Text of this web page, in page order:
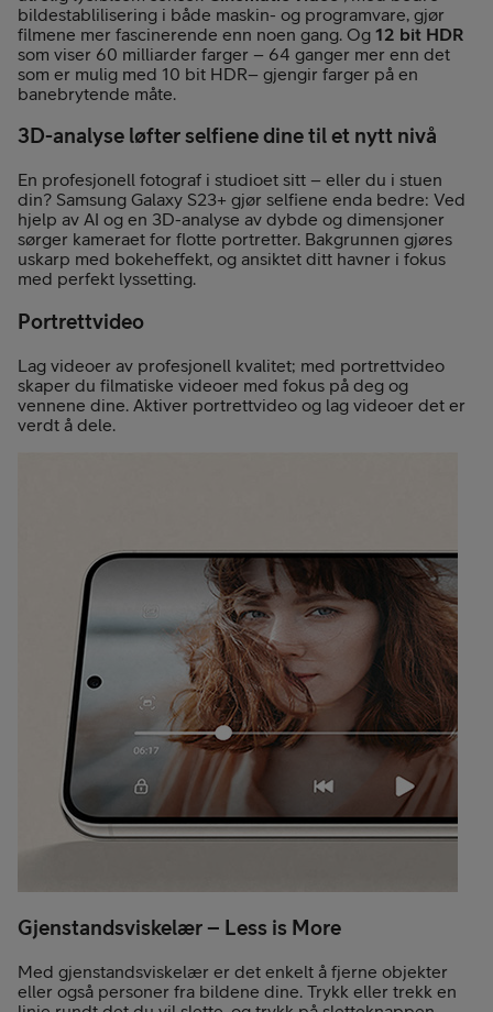
bildestablilisering i både maskin- og programvare, gjør
filmene mer fascinerende enn noen gang. Og 12 bit HDR
som viser 60 milliarder farger – 64 ganger mer enn det
som er mulig med 10 bit HDR– gjengir farger på en
banebrytende måte.
3D-analyse løfter selfiene dine til et nytt nivå
En profesjonell fotograf i studioet sitt – eller du i stuen
din? Samsung Galaxy S23+ gjør selfiene enda bedre: Ved
hjelp av AI og en 3D-analyse av dybde og dimensjoner
sørger kameraet for flotte portretter. Bakgrunnen gjøres
uskarp med bokeheffekt, og ansiktet ditt havner i fokus
med perfekt lyssetting.
Portrettvideo
Lag videoer av profesjonell kvalitet; med portrettvideo
skaper du filmatiske videoer med fokus på deg og
vennene dine. Aktiver portrettvideo og lag videoer det er
verdt å dele.
Gjenstandsviskelær – Less is More
Med gjenstandsviskelær er det enkelt å fjerne objekter
eller også personer fra bildene dine. Trykk eller trekk en